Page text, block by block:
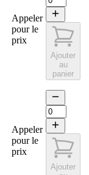
Appeler
pour le
prix
Ajouter
au
panier
Appeler
pour le
prix
Ajouter